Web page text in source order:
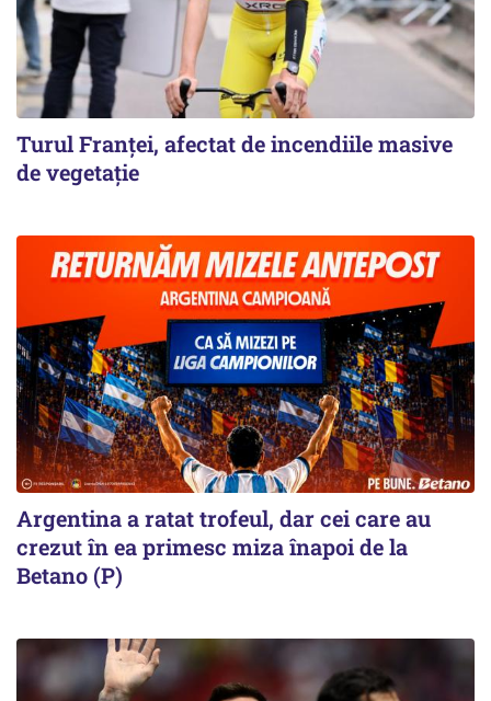
Turul Franţei, afectat de incendiile masive
de vegetaţie
Argentina a ratat trofeul, dar cei care au
crezut în ea primesc miza înapoi de la
Betano (P)